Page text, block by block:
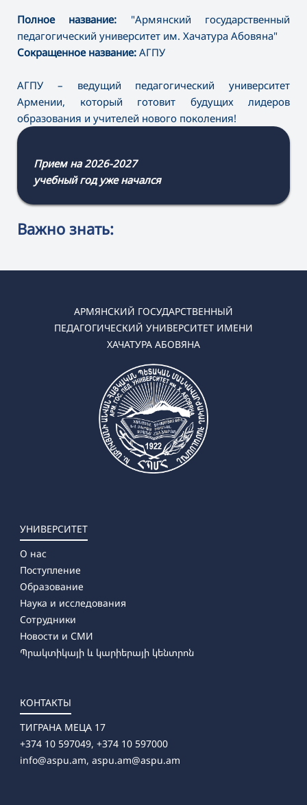
Полное название: "Армянский государственный
педагогический университет им. Хачатура Абовяна"
Сокращенное название: АГПУ
АГПУ – ведущий педагогический университет
Армении, который готовит будущих лидеров
образования и учителей нового поколения!
Прием на 2026-2027
учебный год уже начался
Важно знать:
АРМЯНСКИЙ ГОСУДАРСТВЕННЫЙ
ПЕДАГОГИЧЕСКИЙ УНИВЕРСИТЕТ ИМЕНИ
ХАЧАТУРА АБОВЯНА
УНИВЕРСИТЕТ
О нас
Поступление
Образование
Наука и исследования
Сотрудники
Новости и СМИ
Պրակտիկայի և կարիերայի կենտրոն
КОНТАКТЫ
ТИГРАНА МЕЦА 17
+374 10 597049, +374 10 597000
info@aspu.am, aspu.am@aspu.am